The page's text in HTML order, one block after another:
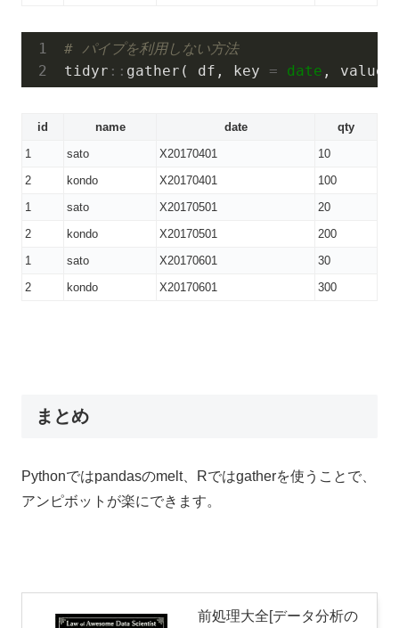
# パイプを利用しない方法
tidyr : : gather ( df , key = date , value
id name date
qty
1
sato X20170401
10
2
kondo X20170401
100
1
sato X20170501
20
2
kondo X20170501
200
1
sato X20170601
30
2
kondo X20170601 300
まとめ
Pythonではpandasのmelt、Rではgatherを使うことで、
アンピボットが楽にできます。
前処理大全[データ分析の